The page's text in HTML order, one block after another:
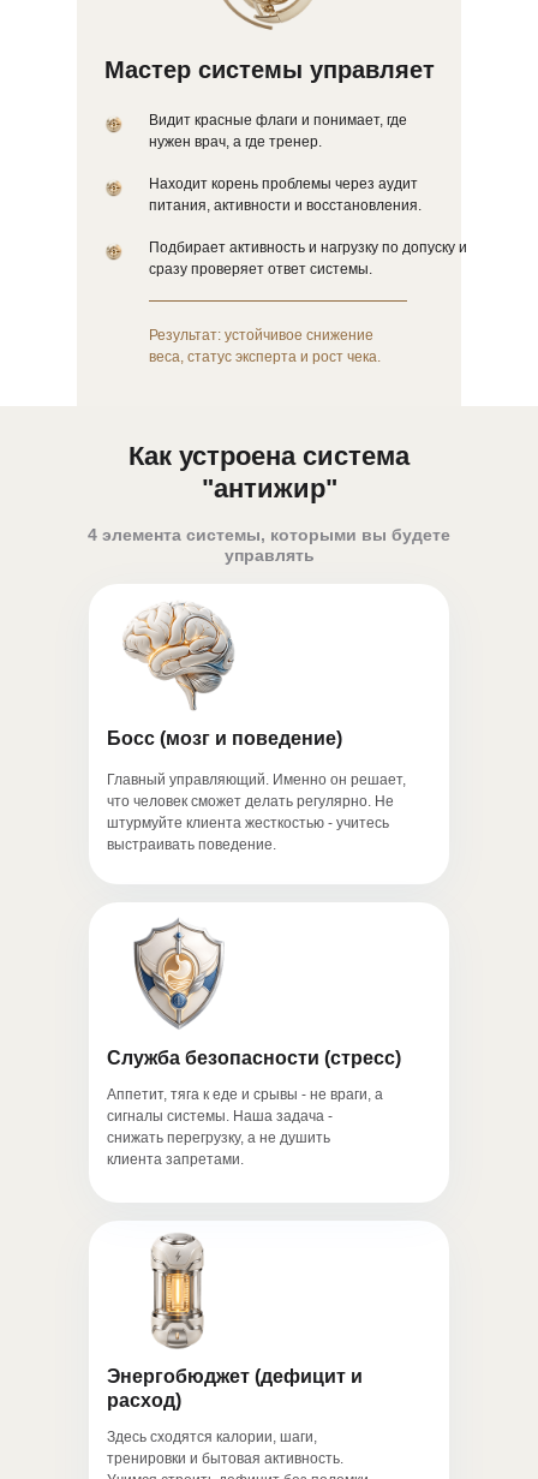
Мастер системы управляет
Видит красные флаги и понимает, где
нужен врач, а где тренер.
Находит корень проблемы через аудит
питания, активности и восстановления.
Подбирает активность и нагрузку по допуску и
сразу проверяет ответ системы.
Результат: устойчивое снижение
веса, статус эксперта и рост чека.
Как устроена система
"антижир"
4 элемента системы, которыми вы будете
управлять
Босс (мозг и поведение)
Главный управляющий. Именно он решает,
что человек сможет делать регулярно. Не
штурмуйте клиента жесткостью - учитесь
выстраивать поведение.
Энергобюджет (дефицит и
расход)
Здесь сходятся калории, шаги,
тренировки и бытовая активность.
Служба безопасности (стресс)
Аппетит, тяга к еде и срывы - не враги, а
сигналы системы. Наша задача -
снижать перегрузку, а не душить
клиента запретами.